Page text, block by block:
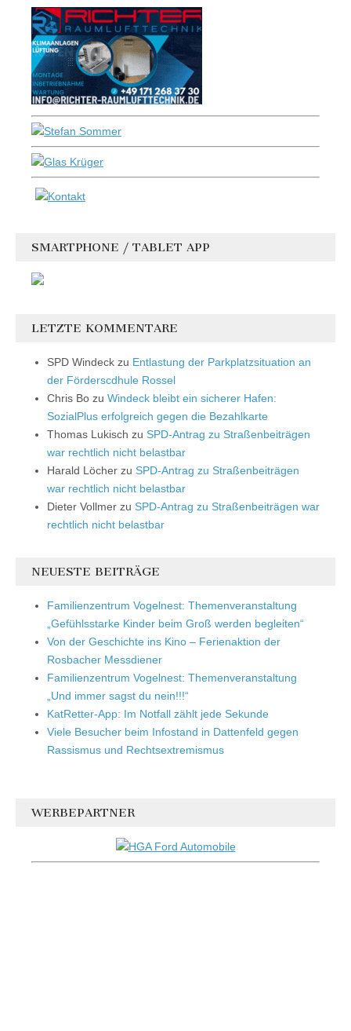
SMARTPHONE / TABLET APP
LETZTE KOMMENTARE
SPD Windeck zu Entlastung der Parkplatzsituation an
der Förderscdhule Rossel
Chris Bo zu Windeck bleibt ein sicherer Hafen:
SozialPlus erfolgreich gegen die Bezahlkarte
Thomas Lukisch zu SPD-Antrag zu Straßenbeiträgen
war rechtlich nicht belastbar
Harald Löcher zu SPD-Antrag zu Straßenbeiträgen
war rechtlich nicht belastbar
Dieter Vollmer zu SPD-Antrag zu Straßenbeiträgen war
rechtlich nicht belastbar
NEUESTE BEITRÄGE
Familienzentrum Vogelnest: Themenveranstaltung
„Gefühlsstarke Kinder beim Groß werden begleiten“
Von der Geschichte ins Kino – Ferienaktion der
Rosbacher Messdiener
Familienzentrum Vogelnest: Themenveranstaltung
„Und immer sagst du nein!!!“
KatRetter-App: Im Notfall zählt jede Sekunde
Viele Besucher beim Infostand in Dattenfeld gegen
Rassismus und Rechtsextremismus
WERBEPARTNER